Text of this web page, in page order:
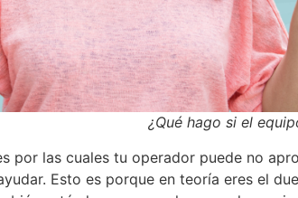
¿Qué hago si el
por las cuales tu operador puede no
Esto es porque en teoría eres el